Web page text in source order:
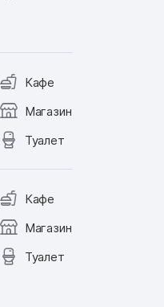
Кафе
Магазин
Туалет
Кафе
Магазин
Туалет